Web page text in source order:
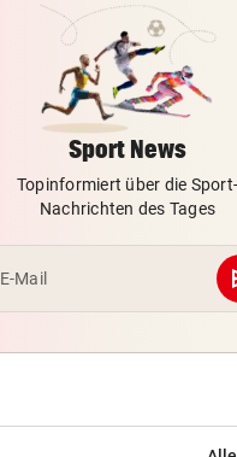
Sport News
Topinformiert über die Sport-
Nachrichten des Tages
E-Mail